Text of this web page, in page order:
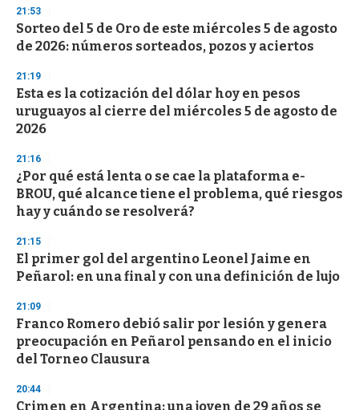
d
s
21:53
Sorteo del 5 de Oro de este miércoles 5 de agosto
de 2026: números sorteados, pozos y aciertos
21:19
Esta es la cotización del dólar hoy en pesos
uruguayos al cierre del miércoles 5 de agosto de
2026
21:16
¿Por qué está lenta o se cae la plataforma e-
BROU, qué alcance tiene el problema, qué riesgos
hay y cuándo se resolverá?
21:15
El primer gol del argentino Leonel Jaime en
Peñarol: en una final y con una definición de lujo
21:09
Franco Romero debió salir por lesión y genera
preocupación en Peñarol pensando en el inicio
del Torneo Clausura
20:44
Crimen en Argentina: una joven de 29 años se